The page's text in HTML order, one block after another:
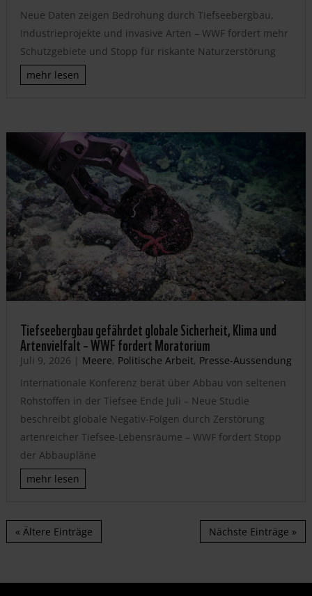
Neue Daten zeigen Bedrohung durch Tiefseebergbau,
Industrieprojekte und invasive Arten – WWF fordert mehr
Schutzgebiete und Stopp für riskante Naturzerstörung
mehr lesen
Tiefseebergbau gefährdet globale Sicherheit, Klima und
Artenvielfalt – WWF fordert Moratorium
Juli 9, 2026 | Meere, Politische Arbeit, Presse-Aussendung
Internationale Konferenz berät über Abbau von seltenen
Rohstoffen in der Tiefsee Ende Juli – Neue Studie
beschreibt globale Negativ-Folgen durch Zerstörung
artenreicher Tiefsee-Lebensräume – WWF fordert Stopp
der Abbaupläne
mehr lesen
« Ältere Einträge Nächste Einträge »